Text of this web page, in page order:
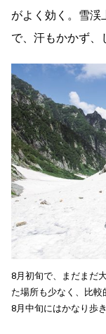
がよく効く。雪渓
で、汗もかかず、
8月初旬で、まだまだ
た場所も少なく、比較
8月中旬にはかなり歩